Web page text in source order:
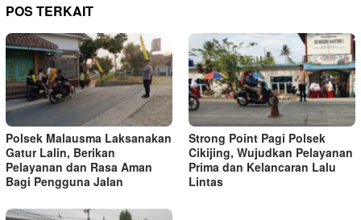
POS TERKAIT
Polsek Malausma Laksanakan
Gatur Lalin, Berikan
Pelayanan dan Rasa Aman
Bagi Pengguna Jalan
Strong Point Pagi Polsek
Cikijing, Wujudkan Pelayanan
Prima dan Kelancaran Lalu
Lintas